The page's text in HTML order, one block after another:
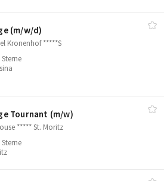
(m/​w/​d)
Kronenhof *****S
Tournant (m/​w)
***** St. Moritz